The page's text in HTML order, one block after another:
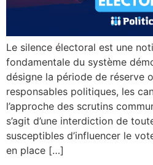
Le silence électoral est une
fondamentale du système
désigne la période de réserve
responsables politiques, les
l’approche des scrutins
s’agit d’une interdiction de
susceptibles d’influencer le
en place […]